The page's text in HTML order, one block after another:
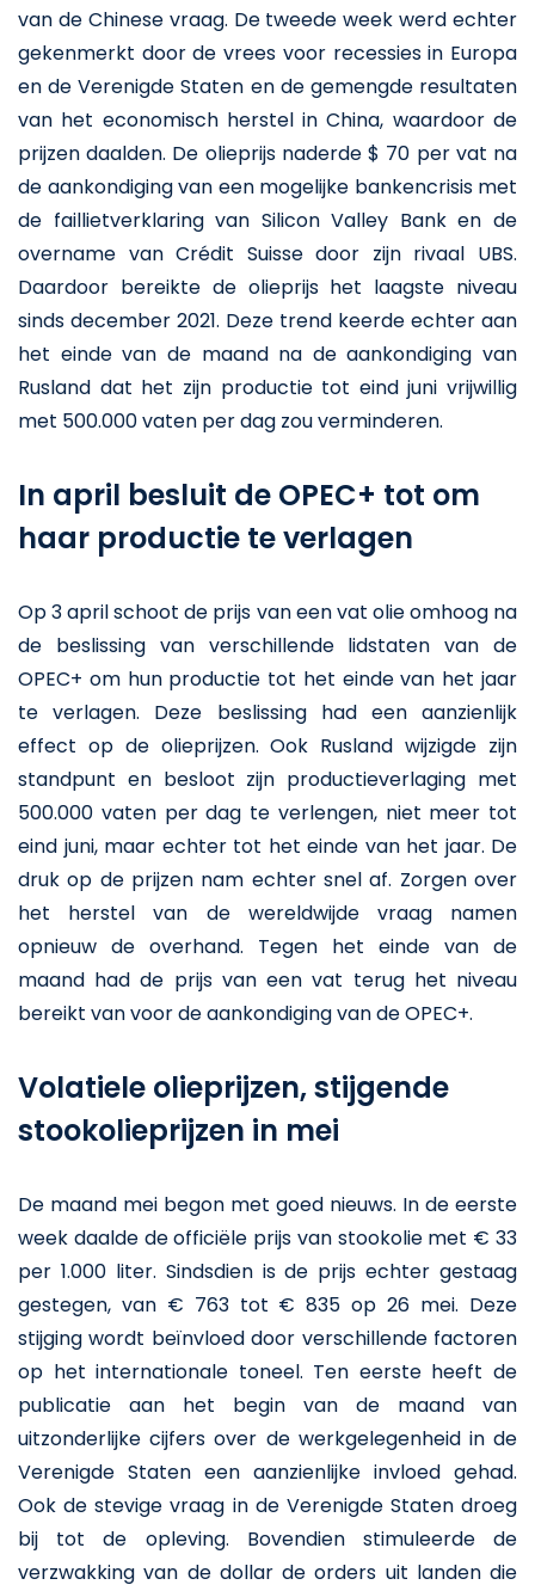
van de Chinese vraag. De tweede week werd echter
gekenmerkt door de vrees voor recessies in Europa
en de Verenigde Staten en de gemengde resultaten
van het economisch herstel in China, waardoor de
prijzen daalden. De olieprijs naderde $ 70 per vat na
de aankondiging van een mogelijke bankencrisis met
de faillietverklaring van Silicon Valley Bank en de
overname van Crédit Suisse door zijn rivaal UBS.
Daardoor bereikte de olieprijs het laagste niveau
sinds december 2021. Deze trend keerde echter aan
het einde van de maand na de aankondiging van
Rusland dat het zijn productie tot eind juni vrijwillig
met 500.000 vaten per dag zou verminderen.
In april besluit de OPEC+ tot om
haar productie te verlagen
Op 3 april schoot de prijs van een vat olie omhoog na
de beslissing van verschillende lidstaten van de
OPEC+ om hun productie tot het einde van het jaar
te verlagen. Deze beslissing had een aanzienlijk
effect op de olieprijzen. Ook Rusland wijzigde zijn
standpunt en besloot zijn productieverlaging met
500.000 vaten per dag te verlengen, niet meer tot
eind juni, maar echter tot het einde van het jaar. De
druk op de prijzen nam echter snel af. Zorgen over
het herstel van de wereldwijde vraag namen
opnieuw de overhand. Tegen het einde van de
maand had de prijs van een vat terug het niveau
bereikt van voor de aankondiging van de OPEC+.
Volatiele olieprijzen, stijgende
stookolieprijzen in mei
De maand mei begon met goed nieuws. In de eerste
week daalde de officiële prijs van stookolie met € 33
per 1.000 liter. Sindsdien is de prijs echter gestaag
gestegen, van € 763 tot € 835 op 26 mei. Deze
stijging wordt beïnvloed door verschillende factoren
op het internationale toneel. Ten eerste heeft de
publicatie aan het begin van de maand van
uitzonderlijke cijfers over de werkgelegenheid in de
Verenigde Staten een aanzienlijke invloed gehad.
Ook de stevige vraag in de Verenigde Staten droeg
bij tot de opleving. Bovendien stimuleerde de
verzwakking van de dollar de orders uit landen die